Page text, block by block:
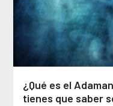
¿Qué es el
tienes que saber